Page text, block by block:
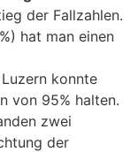
der Fallzahlen.
hat man einen
konnte
von 95% halten.
zwei
der